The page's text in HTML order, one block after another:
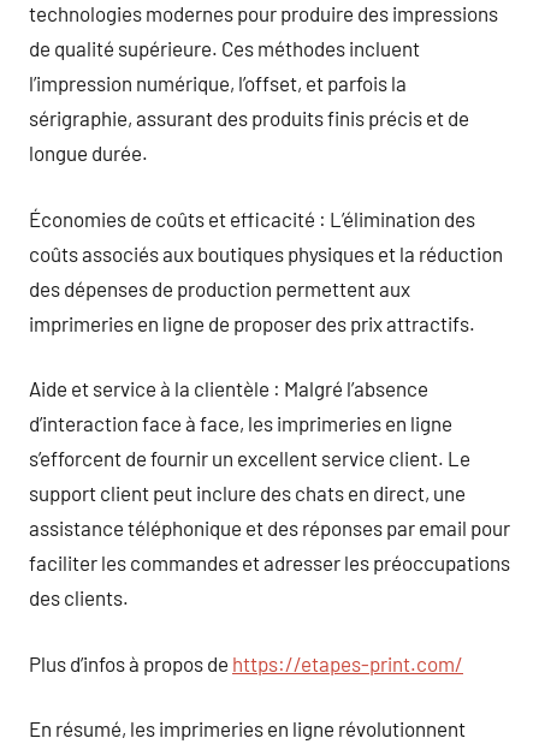
technologies modernes pour produire des impressions
de qualité supérieure. Ces méthodes incluent
l’impression numérique, l’offset, et parfois la
sérigraphie, assurant des produits finis précis et de
longue durée.
Économies de coûts et efficacité : L’élimination des
coûts associés aux boutiques physiques et la réduction
des dépenses de production permettent aux
imprimeries en ligne de proposer des prix attractifs.
Aide et service à la clientèle : Malgré l’absence
d’interaction face à face, les imprimeries en ligne
s’efforcent de fournir un excellent service client. Le
support client peut inclure des chats en direct, une
assistance téléphonique et des réponses par email pour
faciliter les commandes et adresser les préoccupations
des clients.
Plus d’infos à propos de https://etapes-print.com/
En résumé, les imprimeries en ligne révolutionnent